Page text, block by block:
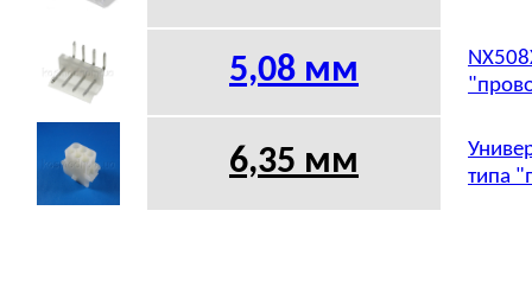
5,08 мм
6,35 мм
типа